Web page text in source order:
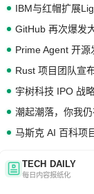
GitHub 再次爆发
潮起潮落，你我
马斯克 AI 百科项
TECH DAILY
每日内容报纸化